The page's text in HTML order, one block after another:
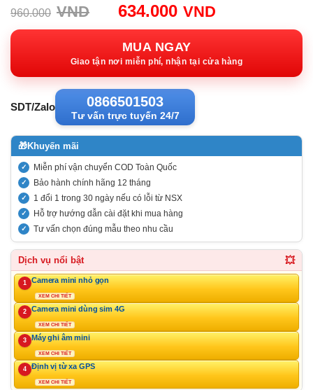
960.000 VND
Giá
gốc:
960.000VND.
634.000 VND
hiện
MUA NGAY
Giao tận nơi miễn phí, nhận tại cửa hàng
SDT/Zalo 0866501503
Tư vấn trực tuyến 24/7
🎁Khuyến mãi
Miễn phí vận chuyển COD Toàn Quốc
Bảo hành chính hãng 12 tháng
1 đổi 1 trong 30 ngày nếu có lỗi từ NSX
Hỗ trợ hướng dẫn cài đặt khi mua hàng
Tư vấn chọn đúng mẫu theo nhu cầu
Dịch vụ nổi bật 💥
1 Camera mini nhỏ gọn
XEM CHI TIẾT
2 Camera mini dùng sim 4G
XEM CHI TIẾT
3 Máy ghi âm mini
XEM CHI TIẾT
4 Định vị từ xa GPS
XEM CHI TIẾT